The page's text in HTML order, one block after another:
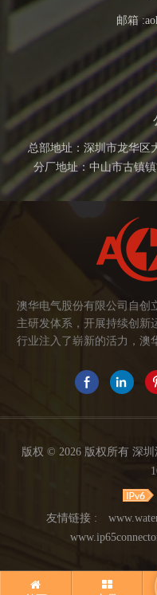
邮箱 :
总部地址：深圳市龙华区
分厂地址：中山市古镇
澳华电气股份有限公司自创
主研发体系，开展持续创新
行业注入了崭新的活力，澳
物生长灯、高铁动车、养殖
烟机、环保机械、医疗保健
的愿景： 我们注重产品品
开发具有品质的线缆连接器
的使命： 关注市场发展，
器解决方案，为客户创造价
技术，
版权 © 2026 版权所有 深
友情链接 :